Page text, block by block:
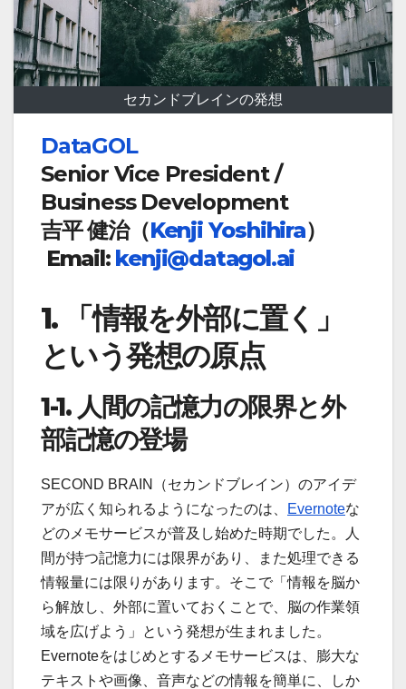
セカンドブレインの発想
DataGOL
Senior Vice President /
Business Development
吉平 健治（Kenji Yoshihira）
Email: kenji@datagol.ai
1.
「情報を外部に置く」
という発想の原点
1-1. 人間の記憶力の限界と外
部記憶の登場
SECOND BRAIN（セカンドブレイン）のアイデ
アが広く知られるようになったのは、
Evernoteな
どのメモサービスが普及し始めた時期でした。人
間が持つ記憶力には限界があり、また処理できる
情報量には限りがあります。そこで「情報を脳か
ら解放し、外部に置いておくことで、脳の作業領
域を広げよう」という発想が生まれました。
Evernoteをはじめとするメモサービスは、膨大な
テキストや画像、音声などの情報を簡単に、しか